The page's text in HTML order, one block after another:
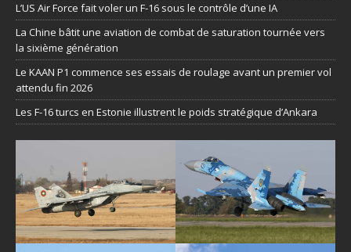
L’US Air Force fait voler un F-16 sous le contrôle d’une IA
La Chine bâtit une aviation de combat de saturation tournée vers
la sixième génération
Le KAAN P1 commence ses essais de roulage avant un premier vol
attendu fin 2026
Les F-16 turcs en Estonie illustrent le poids stratégique d’Ankara